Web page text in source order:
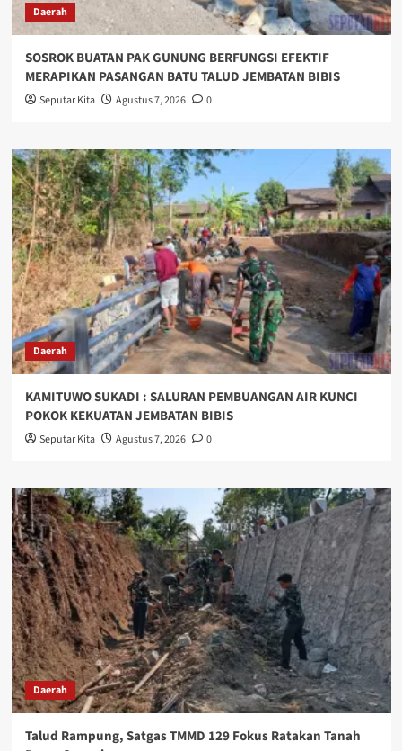
Daerah
SOSROK BUATAN PAK GUNUNG BERFUNGSI EFEKTIF
MERAPIKAN PASANGAN BATU TALUD JEMBATAN BIBIS
Seputar Kita Agustus 7, 2026 0
Daerah
KAMITUWO SUKADI : SALURAN PEMBUANGAN AIR KUNCI
POKOK KEKUATAN JEMBATAN BIBIS
Seputar Kita Agustus 7, 2026 0
Daerah
Talud Rampung, Satgas TMMD 129 Fokus Ratakan Tanah